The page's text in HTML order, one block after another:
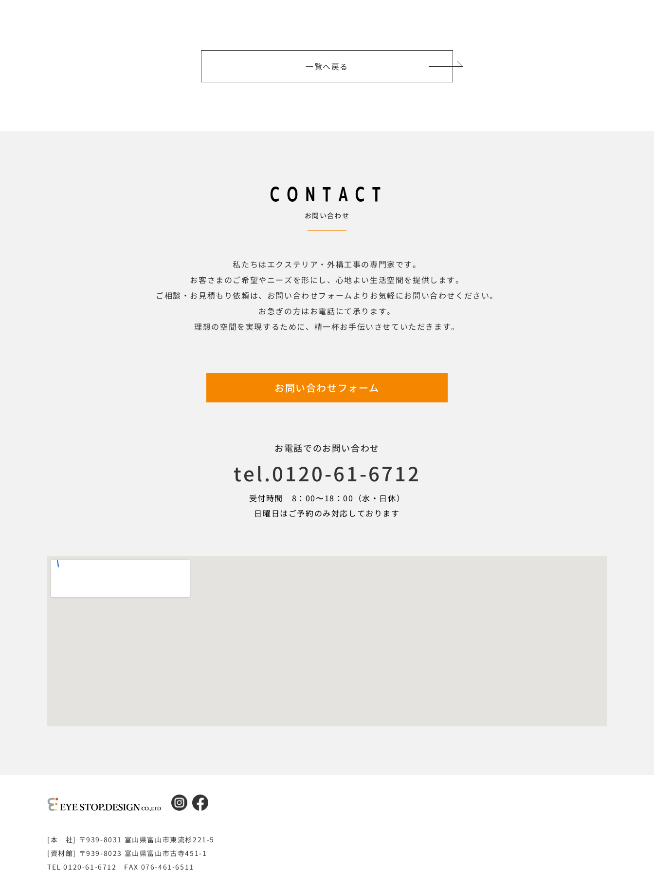
一覧へ戻る
CONTACT
お問い合わせ
私たちはエクステリア・外構工事の専門家です。
お客さまのご希望やニーズを形にし、心地よい生活空間を提供します。
ご相談・お見積もり依頼は、お問い合わせフォームよりお気軽にお問い合わせください。
お急ぎの方はお電話にて承ります。
理想の空間を実現するために、精一杯お手伝いさせていただきます。
お問い合わせフォーム
お電話でのお問い合わせ
tel.0120-61-6712
受付時間 8：00〜18：00（水・日休）
日曜日はご予約のみ対応しております
[本 社] 〒939-8031 富山県富山市東流杉221-5
[資材館] 〒939-8023 富山県富山市古寺451-1
TEL 0120-61-6712 FAX 076-461-6511